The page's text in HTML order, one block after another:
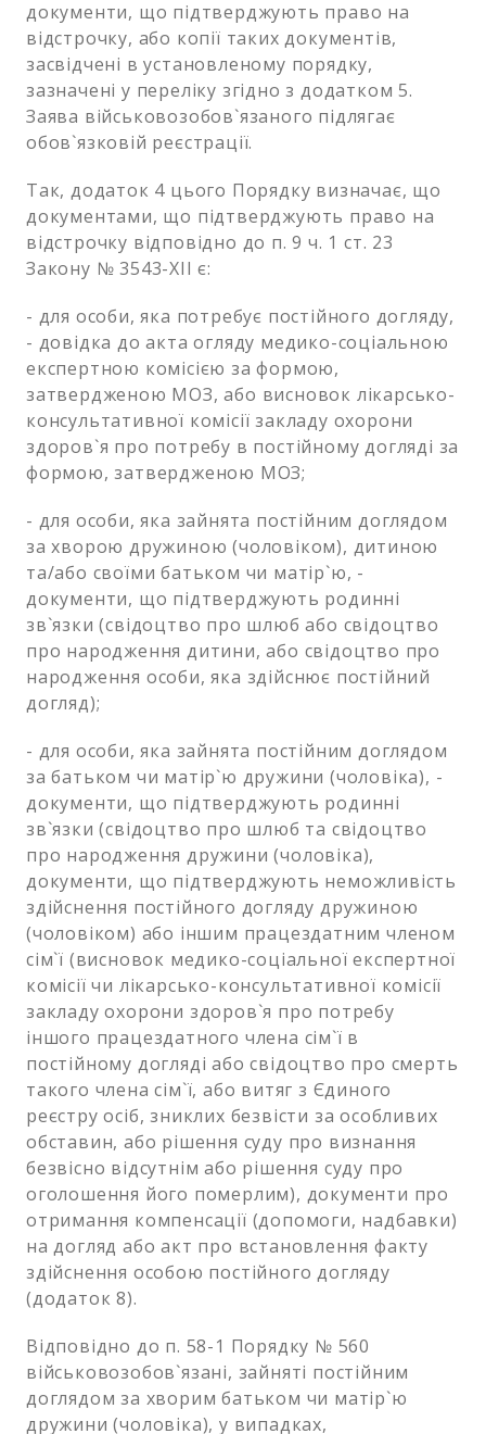
документи, що підтверджують право на
відстрочку, або копії таких документів,
засвідчені в установленому порядку,
зазначені у переліку згідно з додатком 5.
Заява військовозобов`язаного підлягає
обов`язковій реєстрації.
Так, додаток 4 цього Порядку визначає, що
документами, що підтверджують право на
відстрочку відповідно до п. 9 ч. 1 ст. 23
Закону № 3543-XII є:
- для особи, яка потребує постійного догляду,
- довідка до акта огляду медико-соціальною
експертною комісією за формою,
затвердженою МОЗ, або висновок лікарсько-
консультативної комісії закладу охорони
здоров`я про потребу в постійному догляді за
формою, затвердженою МОЗ;
- для особи, яка зайнята постійним доглядом
за хворою дружиною (чоловіком), дитиною
та/або своїми батьком чи матір`ю, -
документи, що підтверджують родинні
зв`язки (свідоцтво про шлюб або свідоцтво
про народження дитини, або свідоцтво про
народження особи, яка здійснює постійний
догляд);
- для особи, яка зайнята постійним доглядом
за батьком чи матір`ю дружини (чоловіка), -
документи, що підтверджують родинні
зв`язки (свідоцтво про шлюб та свідоцтво
про народження дружини (чоловіка),
документи, що підтверджують неможливість
здійснення постійного догляду дружиною
(чоловіком) або іншим працездатним членом
сім`ї (висновок медико-соціальної експертної
комісії чи лікарсько-консультативної комісії
закладу охорони здоров`я про потребу
іншого працездатного члена сім`ї в
постійному догляді або свідоцтво про смерть
такого члена сім`ї, або витяг з Єдиного
реєстру осіб, зниклих безвісти за особливих
обставин, або рішення суду про визнання
безвісно відсутнім або рішення суду про
оголошення його померлим), документи про
отримання компенсації (допомоги, надбавки)
на догляд або акт про встановлення факту
здійснення особою постійного догляду
(додаток 8).
Відповідно до п. 58-1 Порядку № 560
військовозобов`язані, зайняті постійним
доглядом за хворим батьком чи матір`ю
дружини (чоловіка), у випадках,